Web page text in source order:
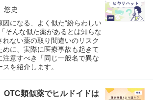
悠史
になる、よく似た“紛らわしい
そんな似た薬があるとは知らな
ない薬の取り間違いのリスク
めに、実際に医療事故も起きて
注意すべき「同じ一般名で異な
を紹介します。
OTC類似薬でヒルドイドは